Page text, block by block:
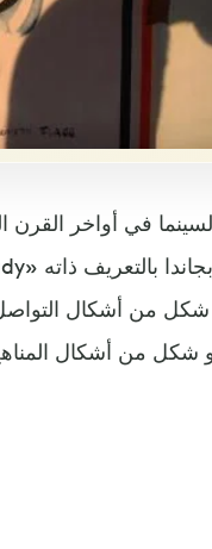
في أواخر القرن
شكل من أشكال
شكل من أشكال